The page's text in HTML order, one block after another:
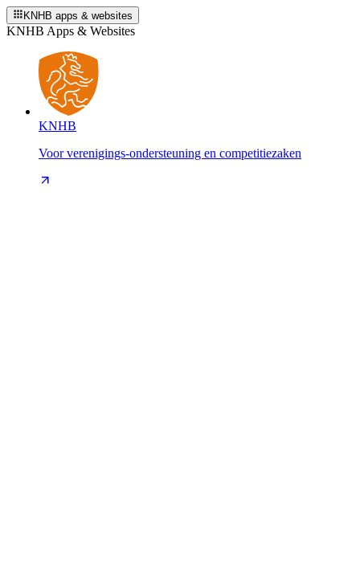
KNHB apps & websites
KNHB Apps & Websites
KNHB
Voor verenigings-ondersteuning en competitiezaken